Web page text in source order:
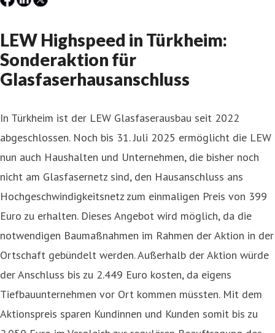
LEW Highspeed in Türkheim:
Sonderaktion für
Glasfaserhausanschluss
In Türkheim ist der LEW Glasfaserausbau seit 2022
abgeschlossen. Noch bis 31. Juli 2025 ermöglicht die LEW
nun auch Haushalten und Unternehmen, die bisher noch
nicht am Glasfasernetz sind, den Hausanschluss ans
Hochgeschwindigkeitsnetz zum einmaligen Preis von 399
Euro zu erhalten. Dieses Angebot wird möglich, da die
notwendigen Baumaßnahmen im Rahmen der Aktion in der
Ortschaft gebündelt werden. Außerhalb der Aktion würde
der Anschluss bis zu 2.449 Euro kosten, da eigens
Tiefbauunternehmen vor Ort kommen müssten. Mit dem
Aktionspreis sparen Kundinnen und Kunden somit bis zu